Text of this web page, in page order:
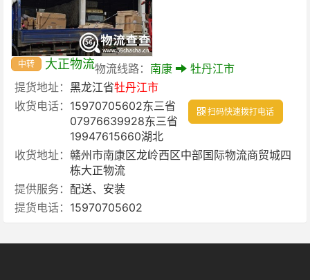
中转 大正物流物流线路： 南康
牡丹江市
提货地址： 黑龙江省牡丹江市
收货电话： 15970705602东三省
07976639928东三省
19947615660湖北
扫码快速拨打电话
收货地址： 赣州市南康区龙岭西区中部国际物流商贸城四
栋大正物流
提供服务： 配送、安装
提货电话： 15970705602